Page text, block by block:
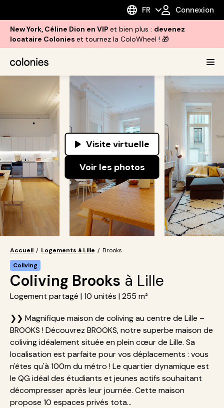
FR Connexion
New York, Céline Dion en VIP et bien plus : devenez
locataire Colonies et tournez la ColoWheel ! 🎁
Visite virtuelle
Voir les photos
Accueil / Logements à Lille / Brooks
Coliving
Coliving Brooks à Lille
Logement partagé | 10 unités | 255 m²
❯❯ Magnifique maison de coliving au centre de Lille –
BROOKS ! Découvrez BROOKS, notre superbe maison de
coliving idéalement située en plein cœur de Lille. Sa
localisation est parfaite pour vos déplacements : vous
n'êtes qu'à 100m du métro ! Le quartier dynamique est
le QG idéal des étudiants et jeunes actifs souhaitant
décompresser après leur journée. Cette maison
propose 10 espaces privés tota...